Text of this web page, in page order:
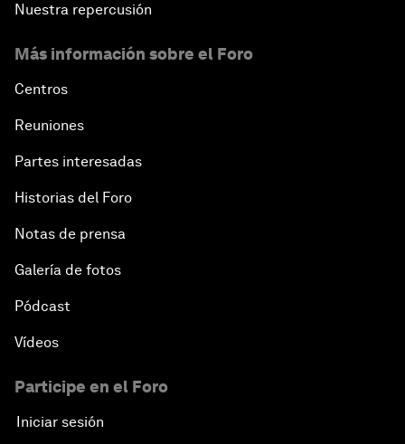
Nuestra repercusión
Más información sobre el Foro
Centros
Reuniones
Partes interesadas
Historias del Foro
Notas de prensa
Galería de fotos
Pódcast
Vídeos
Participe en el Foro
Iniciar sesión